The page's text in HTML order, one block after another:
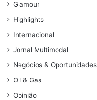
Glamour
Highlights
Internacional
Jornal Multimodal
Negócios & Oportunidades
Oil & Gas
Opinião